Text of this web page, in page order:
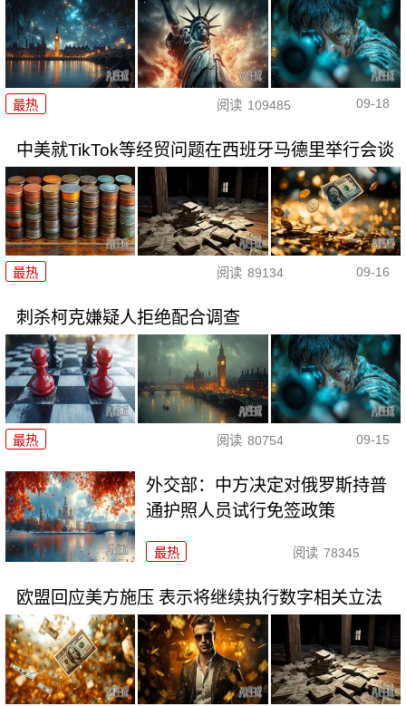
最热 阅读 109485 09-18
中美就TikTok等经贸问题在西班牙马德里举行会谈
最热 阅读 89134 09-16
刺杀柯克嫌疑人拒绝配合调查
最热 阅读 80754 09-15
外交部：中方决定对俄罗斯持普
通护照人员试行免签政策
最热 阅读 78345
欧盟回应美方施压 表示将继续执行数字相关立法